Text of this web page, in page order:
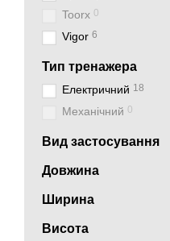
Toorx 0
Vigor 6
Тип тренажера
Електричний 18
Механічний 0
Вид застосування
Довжина
Ширина
Висота